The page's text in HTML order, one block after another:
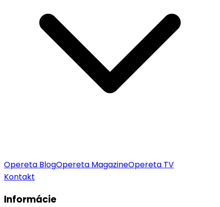
Opereta BlogOpereta MagazineOpereta TV
Kontakt
Informácie